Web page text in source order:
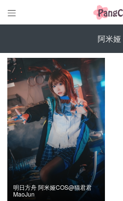

阿米娅
明日方舟 阿米娅COS@猫君君
MaoJun